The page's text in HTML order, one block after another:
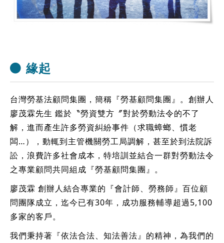
緣起
台灣勞基法顧問集團，簡稱『勞基顧問集團』。創辦人
廖茂霖先生 鑑於〝勞資雙方〞對於勞動法令的不了
解，進而產生許多勞資糾紛事件（求職蟑螂、慣老
闆…），動輒到主管機關勞工局調解，甚至於到法院訴
訟，浪費許多社會成本，特培訓並結合一群對勞動法令
之專業顧問共同組成『勞基顧問集團』。
廖茂霖 創辦人結合專業的『會計師、勞務師』百位顧
問團隊成立，迄今已有30年，成功服務輔導超過5,100
多家的客戶。
我們秉持著『依法合法、知法善法』的精神，為我們的